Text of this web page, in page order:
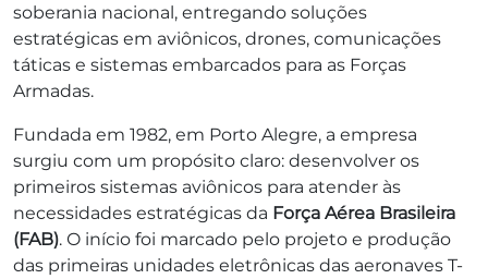
soberania nacional, entregando soluções
estratégicas em aviônicos, drones, comunicações
táticas e sistemas embarcados para as Forças
Armadas.
Fundada em 1982, em Porto Alegre, a empresa
surgiu com um propósito claro: desenvolver os
primeiros sistemas aviônicos para atender às
necessidades estratégicas da Força Aérea Brasileira
(FAB). O início foi marcado pelo projeto e produção
das primeiras unidades eletrônicas das aeronaves T-